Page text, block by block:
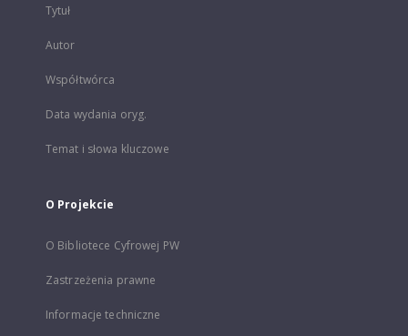
Tytuł
Autor
Współtwórca
Data wydania oryg.
Temat i słowa kluczowe
O Projekcie
O Bibliotece Cyfrowej PW
Zastrzeżenia prawne
Informacje techniczne